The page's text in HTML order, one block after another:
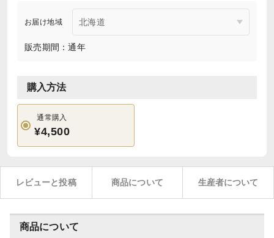
お届け地域
販売期間：通年
購入方法
通常購入
¥4,500
レビューと投稿 商品について 生産者について
商品について